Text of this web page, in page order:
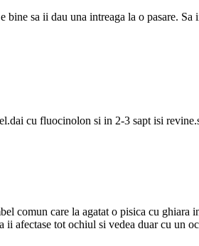
sa ii dau una intreaga la o pasare.
cu fluocinolon si in 2-3 sapt isi
comun care la agatat o pisica cu
ii afectase tot ochiul si vedea duar cu un